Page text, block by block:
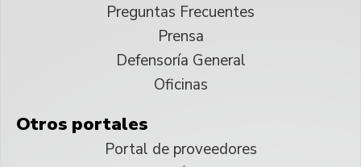
Preguntas Frecuentes
Prensa
Defensoría General
Oficinas
Otros portales
Portal de proveedores